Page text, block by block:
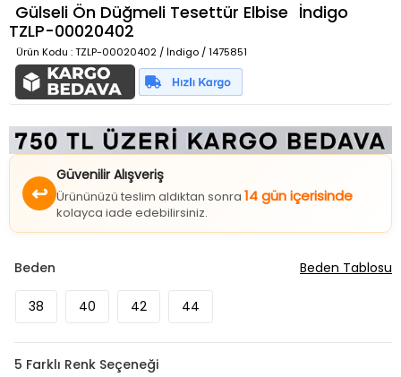
Gülseli Ön Düğmeli Tesettür Elbise İndigo
TZLP-00020402
Ürün Kodu : TZLP-00020402 / İndigo / 1475851
↩
Güvenilir Alışveriş
Ürününüzü teslim aldıktan sonra 14 gün içerisinde
kolayca iade edebilirsiniz.
Beden
38 40 42 44
Beden Tablosu
5 Farklı Renk Seçeneği